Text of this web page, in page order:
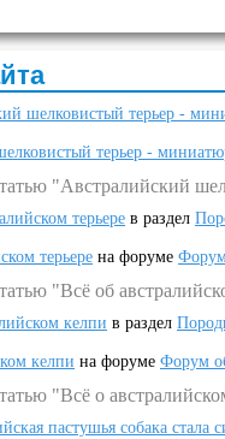
шелковистый терьер -
терьер -
"Австралийский
терьере в раздел
терьере на форуме
"Всё об
келпи в раздел
келпи на форуме Форум
"Всё о
пастушья собака